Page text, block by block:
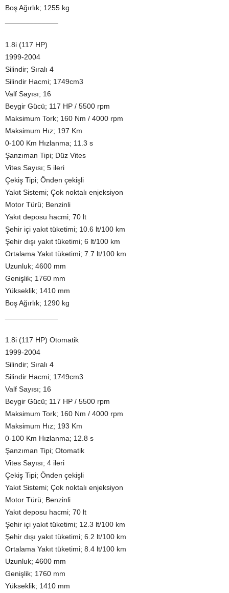
Boş Ağırlık; 1255 kg
1.8i (117 HP)
1999-2004
Silindir; Sıralı 4
Silindir Hacmi; 1749cm3
Valf Sayısı; 16
Beygir Gücü; 117 HP / 5500 rpm
Maksimum Tork; 160 Nm / 4000 rpm
Maksimum Hız; 197 Km
0-100 Km Hızlanma; 11.3 s
Şanzıman Tipi; Düz Vites
Vites Sayısı; 5 ileri
Çekiş Tipi; Önden çekişli
Yakıt Sistemi; Çok noktalı enjeksiyon
Motor Türü; Benzinli
Yakıt deposu hacmi; 70 lt
Şehir içi yakıt tüketimi; 10.6 lt/100 km
Şehir dışı yakıt tüketimi; 6 lt/100 km
Ortalama Yakıt tüketimi; 7.7 lt/100 km
Uzunluk; 4600 mm
Genişlik; 1760 mm
Yükseklik; 1410 mm
Boş Ağırlık; 1290 kg
1.8i (117 HP) Otomatik
1999-2004
Silindir; Sıralı 4
Silindir Hacmi; 1749cm3
Valf Sayısı; 16
Beygir Gücü; 117 HP / 5500 rpm
Maksimum Tork; 160 Nm / 4000 rpm
Maksimum Hız; 193 Km
0-100 Km Hızlanma; 12.8 s
Şanzıman Tipi; Otomatik
Vites Sayısı; 4 ileri
Çekiş Tipi; Önden çekişli
Yakıt Sistemi; Çok noktalı enjeksiyon
Motor Türü; Benzinli
Yakıt deposu hacmi; 70 lt
Şehir içi yakıt tüketimi; 12.3 lt/100 km
Şehir dışı yakıt tüketimi; 6.2 lt/100 km
Ortalama Yakıt tüketimi; 8.4 lt/100 km
Uzunluk; 4600 mm
Genişlik; 1760 mm
Yükseklik; 1410 mm